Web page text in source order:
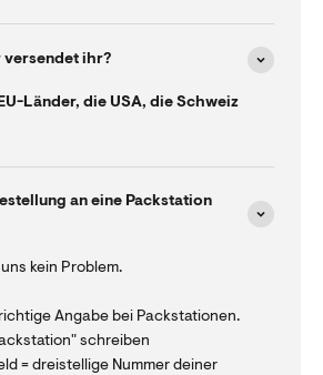
versendet ihr?
Länder, die USA, die Schweiz
an eine Packstation
kein Problem.
Angabe bei Packstationen.
schreiben
= dreistellige Nummer deiner